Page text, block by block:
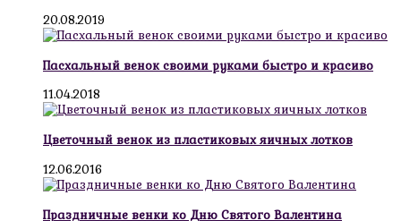
20.08.2019
Пасхальный венок своими руками быстро и красиво
11.04.2018
Цветочный венок из пластиковых яичных лотков
12.06.2016
Праздничные венки ко Дню Святого Валентина